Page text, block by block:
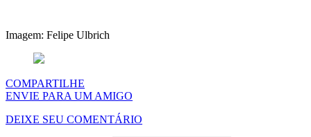
Imagem: Felipe Ulbrich
COMPARTILHE
ENVIE PARA UM AMIGO
DEIXE SEU COMENTÁRIO